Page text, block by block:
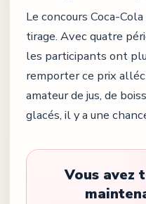
Le concours Coca-
tirage. Avec quatre
les participants ont
remporter ce prix
amateur de jus, de
glacés, il y a une
Vous avez